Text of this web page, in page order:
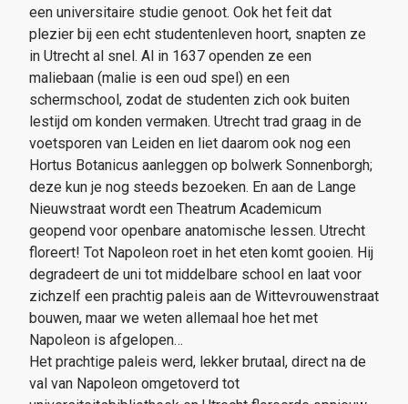
een universitaire studie genoot. Ook het feit dat
plezier bij een echt studentenleven hoort, snapten ze
in Utrecht al snel. Al in 1637 openden ze een
maliebaan (malie is een oud spel) en een
schermschool, zodat de studenten zich ook buiten
lestijd om konden vermaken. Utrecht trad graag in de
voetsporen van Leiden en liet daarom ook nog een
Hortus Botanicus aanleggen op bolwerk Sonnenborgh;
deze kun je nog steeds bezoeken. En aan de Lange
Nieuwstraat wordt een Theatrum Academicum
geopend voor openbare anatomische lessen. Utrecht
floreert! Tot Napoleon roet in het eten komt gooien. Hij
degradeert de uni tot middelbare school en laat voor
zichzelf een prachtig paleis aan de Wittevrouwenstraat
bouwen, maar we weten allemaal hoe het met
Napoleon is afgelopen…
Het prachtige paleis werd, lekker brutaal, direct na de
val van Napoleon omgetoverd tot